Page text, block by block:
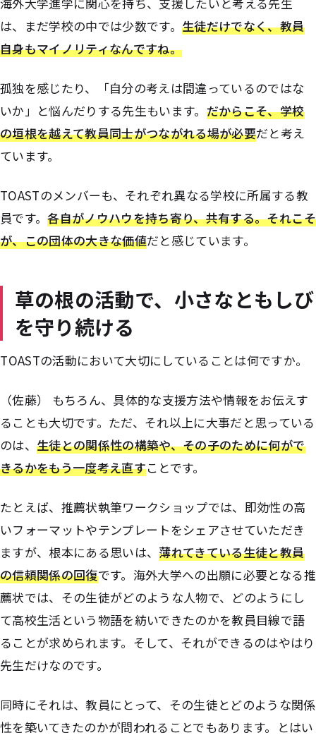
は、まだ学校の中では少数です。生徒だけでなく、教員
自身もマイノリティなんですね。
孤独を感じたり、「自分の考えは間違っているのではな
いか」と悩んだりする先生もいます。 だからこそ、学校
の垣根を越えて教員同士がつながれる場が必要だと考え
ています。
TOASTのメンバーも、それぞれ異なる学校に所属する教
員です。各自がノウハウを持ち寄り、共有する。それこそ
が、この団体の大きな価値だと感じています。
草の根の活動で、小さなともしび
を守り続ける
――TOASTの活動において大切にしていることは何ですか。
（佐藤） もちろん、具体的な支援方法や情報をお伝えす
ることも大切です。ただ、それ以上に大事だと思っている
のは、生徒との関係性の構築や、その子のために何がで
きるかをもう一度考え直すことです。
たとえば、推薦状執筆ワークショップでは、即効性の高
いフォーマットやテンプレートをシェアさせていただき
ますが、根本にある思いは、薄れてきている生徒と教員
の信頼関係の回復です。海外大学への出願に必要となる推
薦状では、その生徒がどのような人物で、どのようにし
て高校生活という物語を紡いできたのかを教員目線で語
ることが求められます。そして、それができるのはやはり
先生だけなのです。
同時にそれは、教員にとって、その生徒とどのような関係
性を築いてきたのかが問われることでもあります。とはい